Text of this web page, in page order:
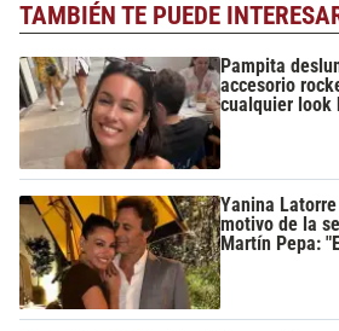
TAMBIÉN TE PUEDE
Pampita
accesorio
cualquier look
Yanina
motivo de la
Martín Pepa: